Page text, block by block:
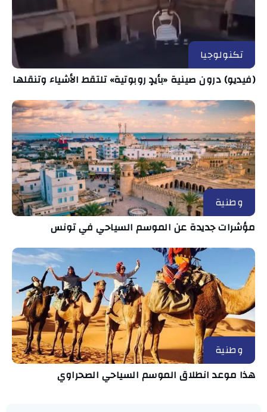
تكنولوجيا
(فيديو) درون صينية «بأيدٍ روبوتية» تلتقط الأشياء وتنقلها
وطنية
مؤشرات جديدة عن الموسم السياحي في تونس
وطنية
هذا موعد انطلاق الموسم السياحي الصحراوي